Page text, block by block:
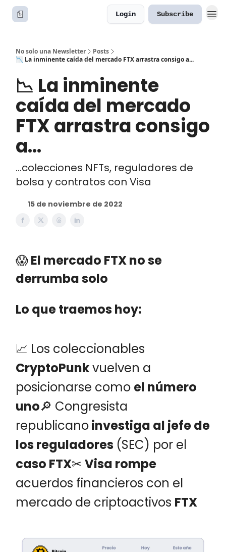
Login Subscribe
No solo una Newsletter
Posts
📉 La inminente caída del mercado FTX arrastra consigo a...
📉 La inminente
caída del mercado
FTX arrastra consigo
a...
...colecciones NFTs, reguladores de
bolsa y contratos con Visa
15 de noviembre de 2022
😱El mercado FTX no se
derrumba solo
Lo que traemos hoy:
📈 Los coleccionables
CryptoPunkvuelven a
posicionarse como el número
uno🔎 Congresista
republicanoinvestiga al jefe de
los reguladores (SEC) por el
caso FTX✂ Visa rompe
acuerdos financieros con el
mercado de criptoactivos FTX